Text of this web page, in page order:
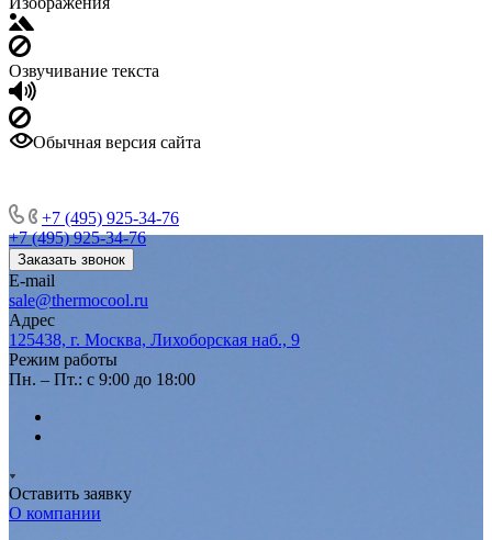
Озвучивание текста
Обычная версия сайта
+7 (495) 925-34-76
+7 (495) 925-34-76
Заказать звонок
E-mail
sale@thermocool.ru
Адрес
125438, г. Москва, Лихоборская наб., 9
Режим работы
Пн. – Пт.: с 9:00 до 18:00
Оставить заявку
О компании